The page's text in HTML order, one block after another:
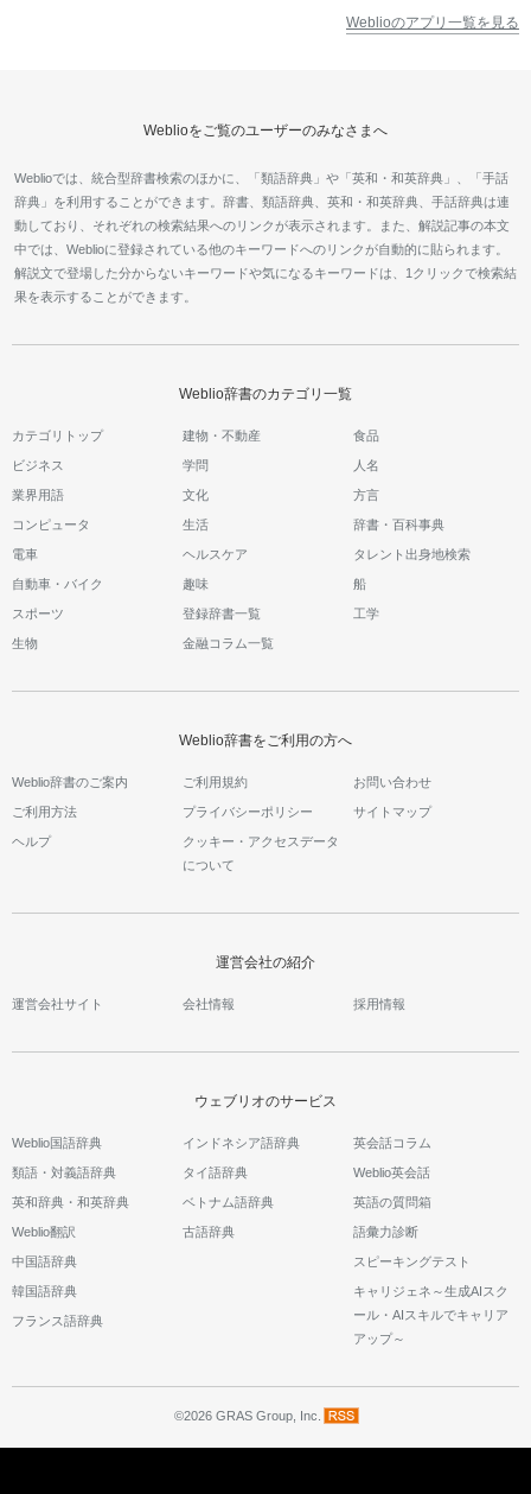
Weblioのアプリ一覧を見る
Weblioをご覧のユーザーのみなさまへ
Weblioでは、統合型辞書検索のほかに、「類語辞典」や「英和・和英辞典」、「手話
辞典」を利用することができます。辞書、類語辞典、英和・和英辞典、手話辞典は連
動しており、それぞれの検索結果へのリンクが表示されます。また、解説記事の本文
中では、Weblioに登録されている他のキーワードへのリンクが自動的に貼られます。
解説文で登場した分からないキーワードや気になるキーワードは、1クリックで検索結
果を表示することができます。
Weblio辞書のカテゴリ一覧
カテゴリトップ 建物・不動産 食品
ビジネス 学問 人名
業界用語 文化 方言
コンピュータ 生活 辞書・百科事典
電車 ヘルスケア タレント出身地検索
自動車・バイク 趣味 船
スポーツ 登録辞書一覧 工学
生物 金融コラム一覧
Weblio辞書をご利用の方へ
Weblio辞書のご案内 ご利用規約 お問い合わせ
ご利用方法 プライバシーポリシー サイトマップ
ヘルプ
クッキー・アクセスデータ
について
運営会社の紹介
運営会社サイト 会社情報 採用情報
ウェブリオのサービス
Weblio国語辞典
類語・対義語辞典
英和辞典・和英辞典
Weblio翻訳
中国語辞典
韓国語辞典
フランス語辞典
インドネシア語辞典
タイ語辞典
ベトナム語辞典
古語辞典
英会話コラム
Weblio英会話
英語の質問箱
語彙力診断
スピーキングテスト
キャリジェネ～生成AIスク
ール・AIスキルでキャリア
アップ～
©2026 GRAS Group, Inc.